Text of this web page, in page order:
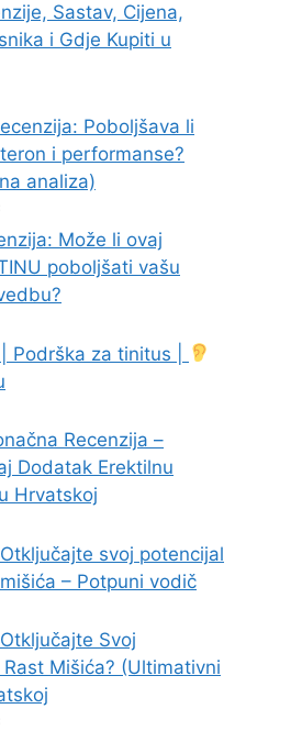
Sastav, Cijena,
i Gdje Kupiti u
Poboljšava li
i performanse?
analiza)
Može li ovaj
poboljšati vašu
Podrška za tinitus |
Recenzija –
Dodatak Erektilnu
Hrvatskoj
svoj potencijal
– Potpuni vodič
Svoj
Mišića? (Ultimativni